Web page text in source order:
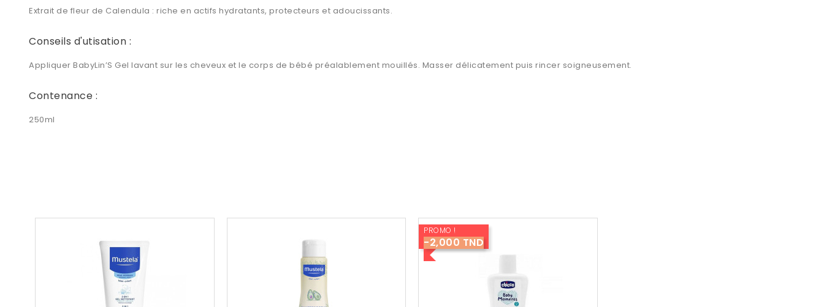
Extrait de fleur de Calendula : riche en actifs hydratants, protecteurs et adoucissants.
Conseils d'utisation :
Appliquer BabyLin’S Gel lavant sur les cheveux et le corps de bébé préalablement mouillés. Masser délicatement puis rincer soigneusement.
Contenance :
250ml
PROMO !
-2,000 TND